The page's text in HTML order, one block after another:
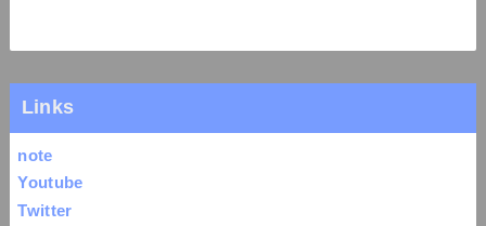
Links
note
Youtube
Twitter